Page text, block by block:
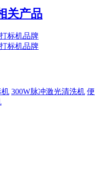
关产品
标机品牌
标机品牌
机 300W脉冲激光清洗机 便